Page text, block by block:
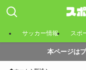
サッカー情報 スポ
本ページは